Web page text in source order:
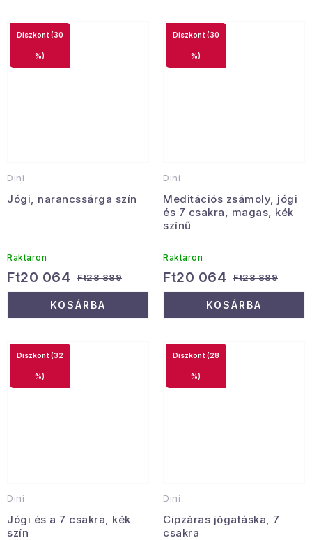
Dini
Jógi, narancssárga szín
(30
%)
Raktáron
Ft20 064 Ft28 889
KOSÁRBA
Dini
Meditációs zsámoly, jógi
és 7 csakra, magas, kék
színű
(30
%)
Raktáron
Ft20 064 Ft28 889
KOSÁRBA
Dini
Jógi és a 7 csakra, kék
szín
(32
%)
Dini
Cipzáras jógatáska, 7
csakra
(28
%)